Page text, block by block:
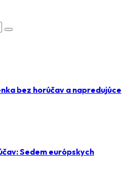
bez horúčav a napredujúce
Sedem európskych